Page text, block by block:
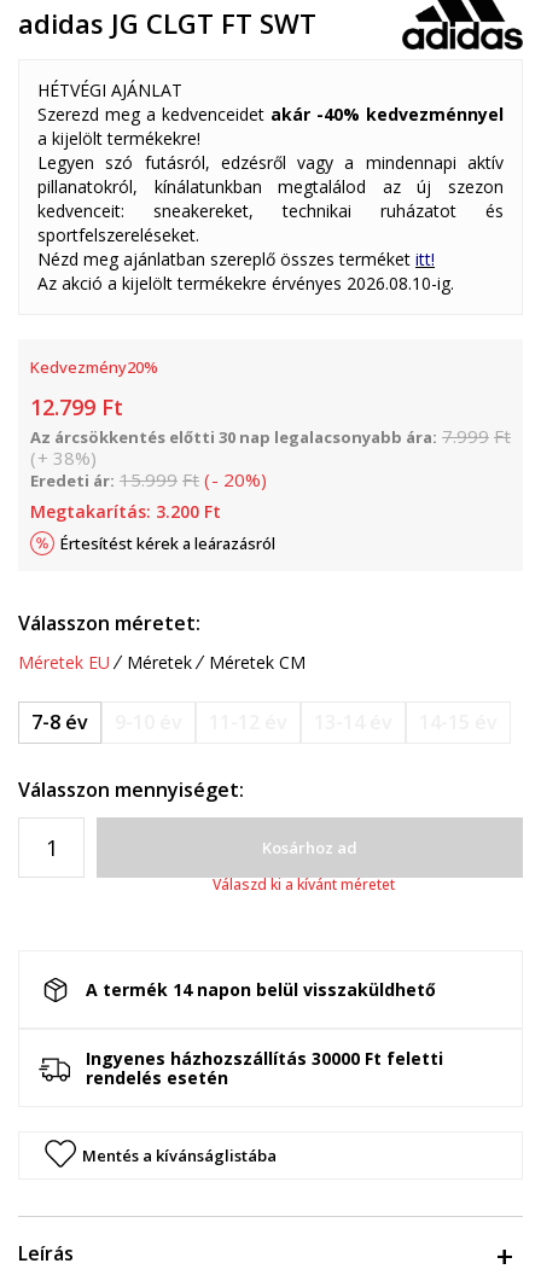
adidas JG CLGT FT SWT
HÉTVÉGI AJÁNLAT
Szerezd meg a kedvenceidet akár -40% kedvezménnyel
a kijelölt termékekre!
Legyen szó futásról, edzésről vagy a mindennapi aktív
pillanatokról, kínálatunkban megtalálod az új szezon
kedvenceit: sneakereket, technikai ruházatot és
sportfelszereléseket.
Nézd meg ajánlatban szereplő összes terméket itt!
Az akció a kijelölt termékekre érvényes 2026.08.10-ig.
Kedvezmény20%
12.799 Ft
Az árcsökkentés előtti 30 nap legalacsonyabb ára: 7.999 Ft
(+ 38%)
Eredeti ár: 15.999 Ft (- 20%)
Megtakarítás: 3.200 Ft
Értesítést kérek a leárazásról
Válasszon méretet:
Méretek EU Méretek Méretek CM
7-8 év
Válasszon mennyiséget:
Kosárhoz ad
Válaszd ki a kívánt méretet
A termék 14 napon belül visszaküldhető
Ingyenes házhozszállítás 30000 Ft feletti
rendelés esetén
Mentés a kívánságlistába
Leírás